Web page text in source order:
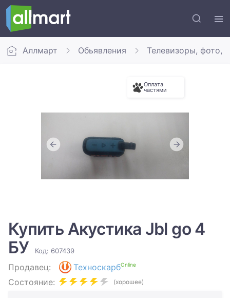
Аллмарт Обьявления Телевизоры, фото,
Оплата
частями
Купить Акустика Jbl go 4
БУ
Код: 607439
Продавец: ТехноскарбOnline
Состояние: (хорошее)